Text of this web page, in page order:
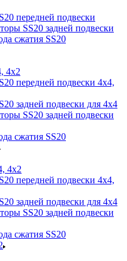
передней подвески
SS20 задней подвески
сжатия SS20
4x2
передней подвески 4х4,
задней подвески для 4х4
SS20 задней подвески
сжатия SS20
4х2
передней подвески 4х4,
задней подвески для 4х4
SS20 задней подвески
сжатия SS20